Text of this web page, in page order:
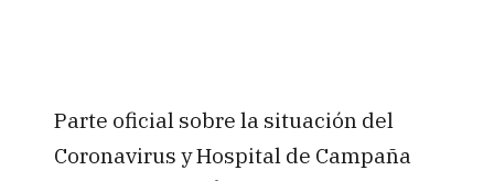
Parte oficial sobre la situación del
Coronavirus y Hospital de Campaña